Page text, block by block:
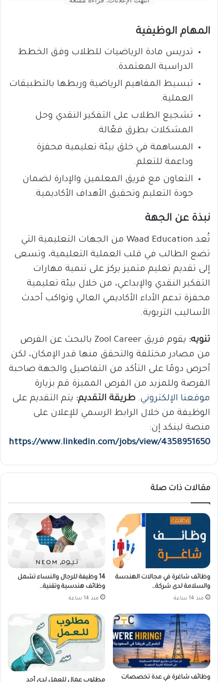
المهام الوظيفية
تدريس مادة الرياضيات للطلاب وفق الخطط
الدراسية المعتمدة.
تبسيط المفاهيم الرياضية وربطها بالتطبيقات
العملية.
تشجيع الطلاب على التفكير النقدي وحل
المشكلات بطرق فعّالة.
المساهمة في خلق بيئة تعليمية محفزة
وداعمة للتعلم.
التعاون مع فريق المعلمين والإدارة لضمان
جودة التعليم وتحقيق الأهداف الأكاديمية.
نبذة عن الجهة
تُعد Waad Education من الجهات التعليمية التي
تضع الطالب في قلب العملية التعليمية، وتسعى
إلى تقديم تعليم متميز يركز على تنمية مهارات
التفكير النقدي والإبداعي، من خلال بيئة تعليمية
محفزة تدعم الأداء الأكاديمي العالي وتواكب أحدث
الأساليب التربوية.
تنويه:
يقوم فريق Zool Career بالبحث عن الفرص
من مصادر مختلفة والتحقق منها قدر الإمكان، لكن
أحرص دومًا على التأكد من التفاصيل والجهة صاحبة
الفرصة وللمزيد من الفرص المميزة قم بزيارة
موقعنا الإلكتروني. طريقة التقديم: يتم التقديم على
الوظيفة من خلال الرابط الرسمي للإعلان على
منصة لينكد إن:
https://www.linkedin.com/jobs/view/4358951650
مقالات ذات صلة
وظائف شاغرة في مجالات الهندسة
والسلامة لدى شركة…
منذ 14 ساعة
14 وظيفة للرجال والنساء تشمل
وظائف هندسية وتقنية…
منذ 14 ساعة
وظائف شاغرة في عدة تخصصات
مطلوب عمال للعمل لدى أحد